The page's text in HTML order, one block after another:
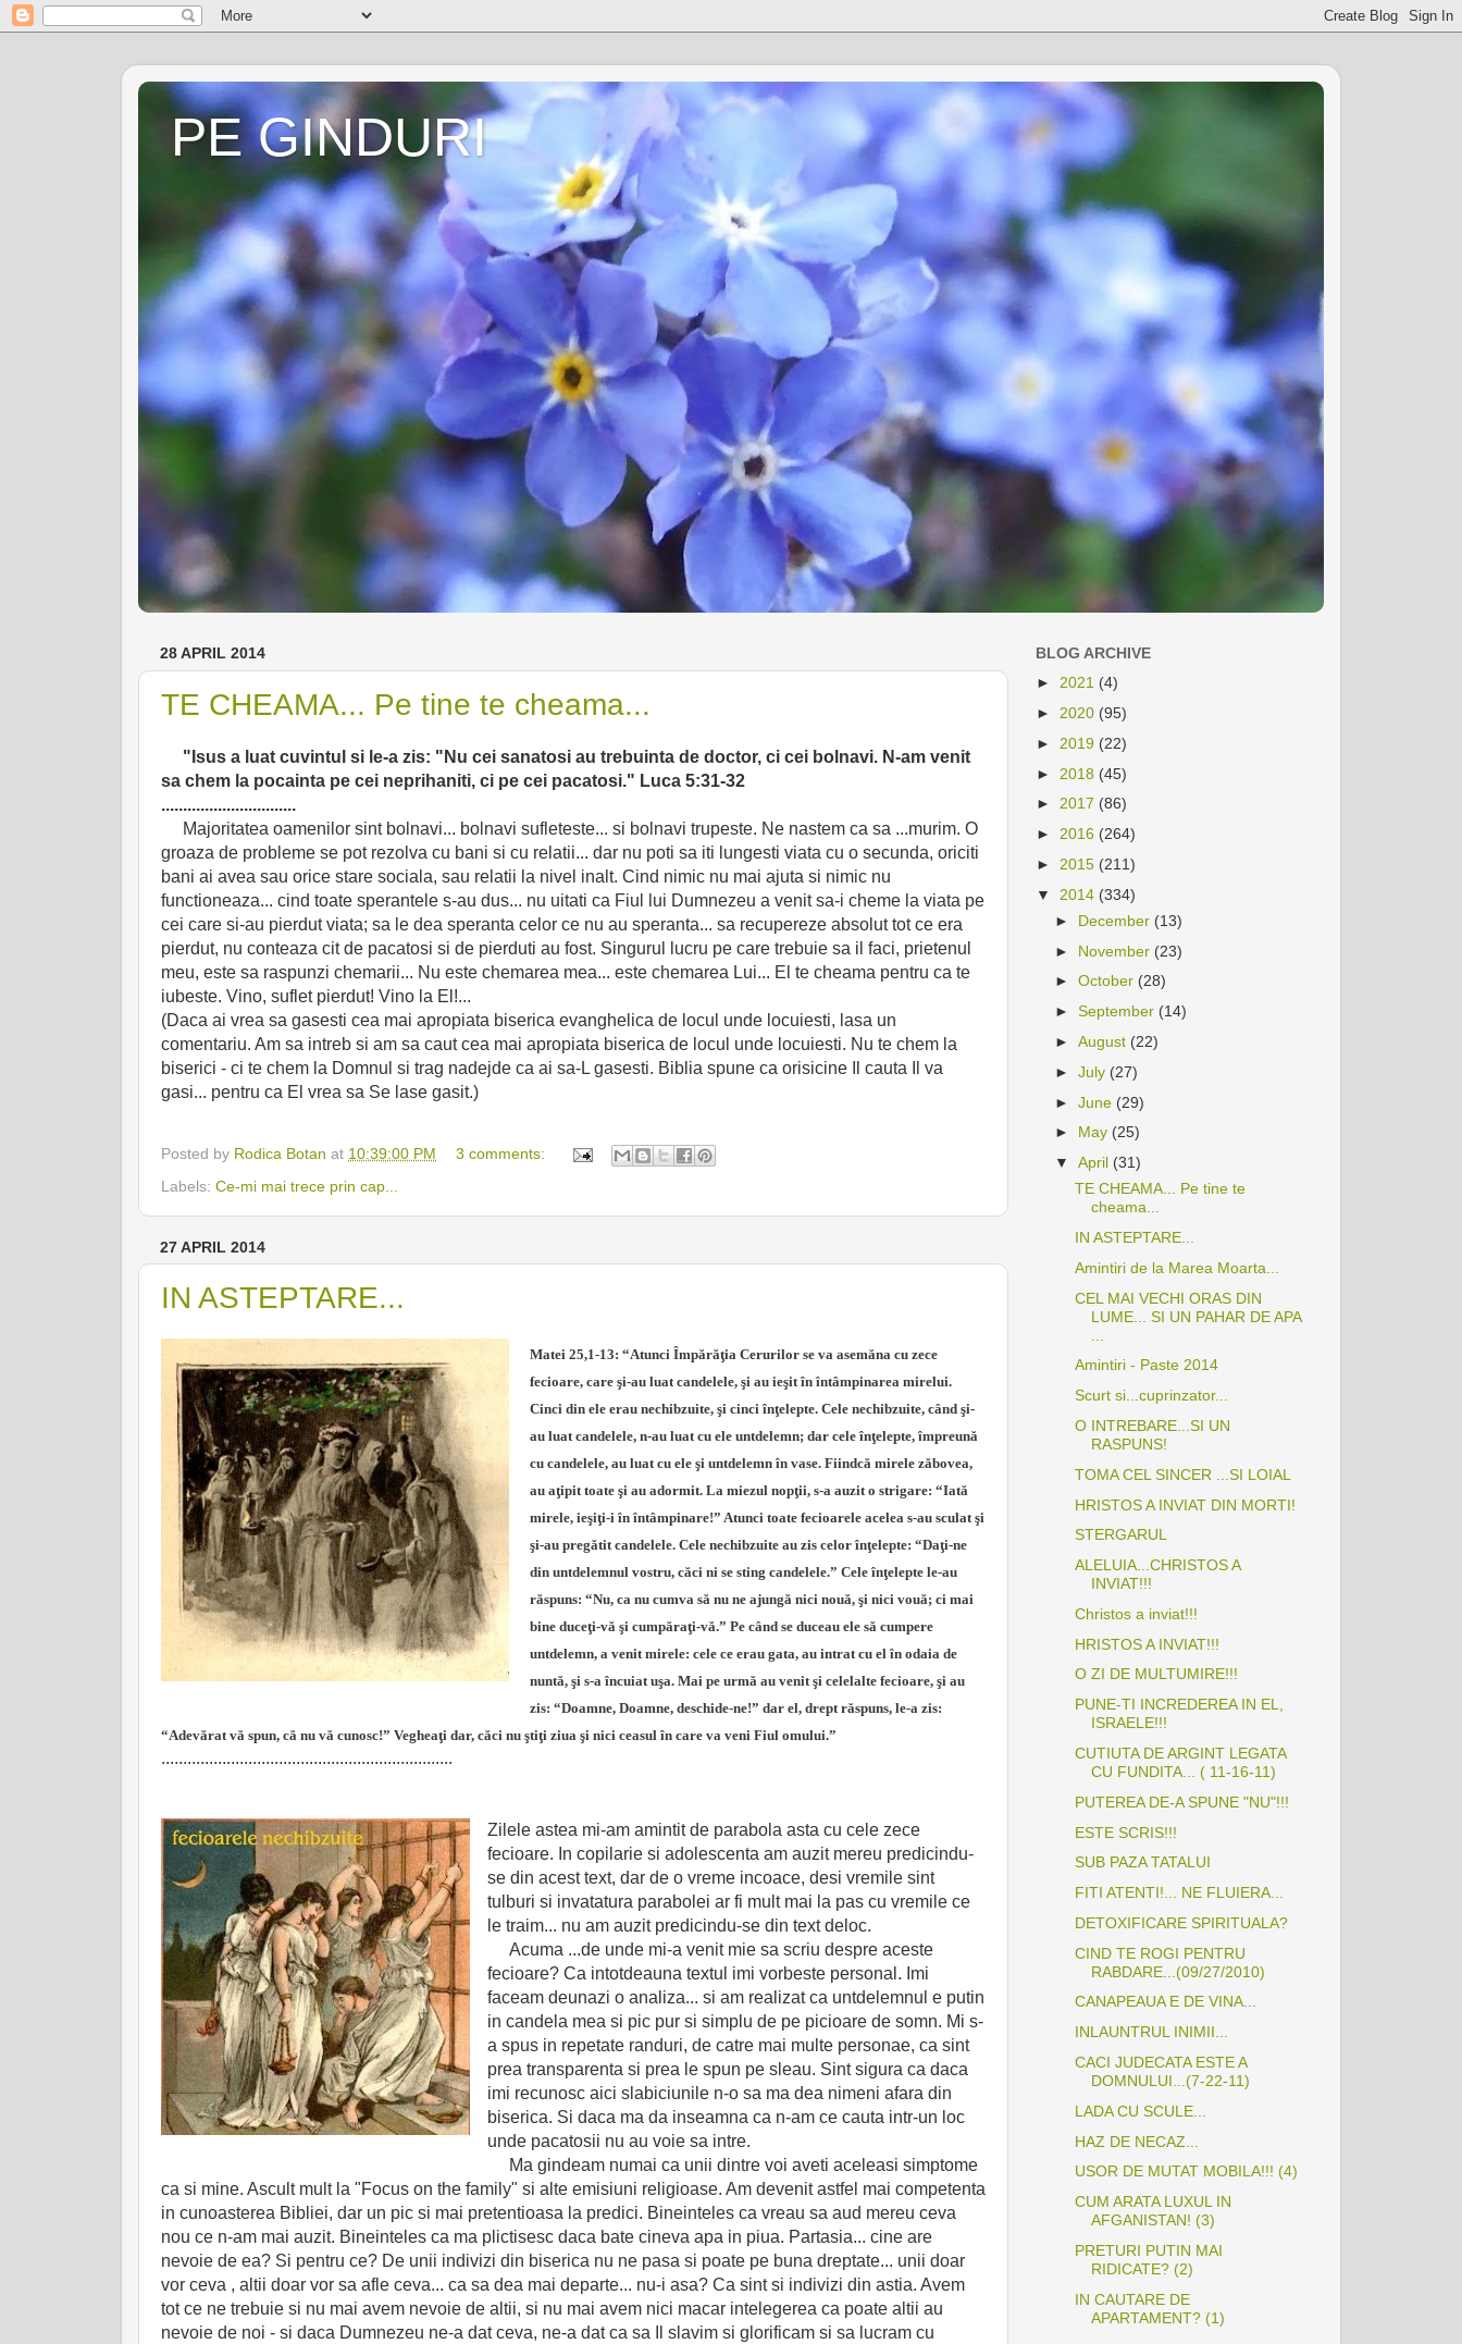
PE GINDURI
28 APRIL 2014
TE CHEAMA... Pe tine te cheama...
"Isus a luat cuvintul si le-a zis: "Nu cei sanatosi au trebuinta de doctor, ci cei bolnavi. N-am venit
sa chem la pocainta pe cei neprihaniti, ci pe cei pacatosi." Luca 5:31-32
...............................
Majoritatea oamenilor sint bolnavi... bolnavi sufleteste... si bolnavi trupeste. Ne nastem ca sa ...murim. O
groaza de probleme se pot rezolva cu bani si cu relatii... dar nu poti sa iti lungesti viata cu o secunda, oriciti
bani ai avea sau orice stare sociala, sau relatii la nivel inalt. Cind nimic nu mai ajuta si nimic nu
functioneaza... cind toate sperantele s-au dus... nu uitati ca Fiul lui Dumnezeu a venit sa-i cheme la viata pe
cei care si-au pierdut viata; sa le dea speranta celor ce nu au speranta... sa recupereze absolut tot ce era
pierdut, nu conteaza cit de pacatosi si de pierduti au fost. Singurul lucru pe care trebuie sa il faci, prietenul
meu, este sa raspunzi chemarii... Nu este chemarea mea... este chemarea Lui... El te cheama pentru ca te
iubeste. Vino, suflet pierdut! Vino la El!...
(Daca ai vrea sa gasesti cea mai apropiata biserica evanghelica de locul unde locuiesti, lasa un
comentariu. Am sa intreb si am sa caut cea mai apropiata biserica de locul unde locuiesti. Nu te chem la
biserici - ci te chem la Domnul si trag nadejde ca ai sa-L gasesti. Biblia spune ca orisicine Il cauta Il va
gasi... pentru ca El vrea sa Se lase gasit.)
Posted by Rodica Botan at 10:39:00 PM
3 comments:
Labels: Ce-mi mai trece prin cap...
27 APRIL 2014
IN ASTEPTARE...
Matei 25,1-13: “Atunci Împărăţia Cerurilor se va asemăna cu zece
fecioare, care şi-au luat candelele, şi au ieşit în întâmpinarea mirelui.
Cinci din ele erau nechibzuite, şi cinci înţelepte. Cele nechibzuite, când şi-
au luat candelele, n-au luat cu ele untdelemn; dar cele înţelepte, împreună
cu candelele, au luat cu ele şi untdelemn în vase. Fiindcă mirele zăbovea,
au aţipit toate şi au adormit. La miezul nopţii, s-a auzit o strigare: “Iată
mirele, ieşiţi-i în întâmpinare!” Atunci toate fecioarele acelea s-au sculat şi
şi-au pregătit candelele. Cele nechibzuite au zis celor înţelepte: “Daţi-ne
din untdelemnul vostru, căci ni se sting candelele.” Cele înţelepte le-au
răspuns: “Nu, ca nu cumva să nu ne ajungă nici nouă, şi nici vouă; ci mai
bine duceţi-vă şi cumpăraţi-vă.” Pe când se duceau ele să cumpere
untdelemn, a venit mirele: cele ce erau gata, au intrat cu el în odaia de
nuntă, şi s-a încuiat uşa. Mai pe urmă au venit şi celelalte fecioare, şi au
zis: “Doamne, Doamne, deschide-ne!” dar el, drept răspuns, le-a zis:
“Adevărat vă spun, că nu vă cunosc!” Vegheaţi dar, căci nu ştiţi ziua şi nici ceasul în care va veni Fiul omului.”
...................................................................
Zilele astea mi-am amintit de parabola asta cu cele zece
fecioare. In copilarie si adolescenta am auzit mereu predicindu-
se din acest text, dar de o vreme incoace, desi vremile sint
tulburi si invatatura parabolei ar fi mult mai la pas cu vremile ce
le traim... nu am auzit predicindu-se din text deloc.
Acuma ...de unde mi-a venit mie sa scriu despre aceste
fecioare? Ca intotdeauna textul imi vorbeste personal. Imi
faceam deunazi o analiza... si am realizat ca untdelemnul e putin
in candela mea si pic pur si simplu de pe picioare de somn. Mi s-
a spus in repetate randuri, de catre mai multe personae, ca sint
prea transparenta si prea le spun pe sleau. Sint sigura ca daca
imi recunosc aici slabiciunile n-o sa ma dea nimeni afara din
biserica. Si daca ma da inseamna ca n-am ce cauta intr-un loc
unde pacatosii nu au voie sa intre.
Ma gindeam numai ca unii dintre voi aveti aceleasi simptome
ca si mine. Ascult mult la "Focus on the family" si alte emisiuni religioase. Am devenit astfel mai competenta
in cunoasterea Bibliei, dar un pic si mai pretentioasa la predici. Bineinteles ca vreau sa aud mereu ceva
nou ce n-am mai auzit. Bineinteles ca ma plictisesc daca bate cineva apa in piua. Partasia... cine are
nevoie de ea? Si pentru ce? De unii indivizi din biserica nu ne pasa si poate pe buna dreptate... unii doar
vor ceva , altii doar vor sa afle ceva... ca sa dea mai departe... nu-i asa? Ca sint si indivizi din astia. Avem
tot ce ne trebuie si nu mai avem nevoie de altii, si nu mai avem nici macar intelegerea ca poate altii au
nevoie de noi - si daca Dumnezeu ne-a dat ceva, ne-a dat ca sa Il slavim si glorificam si sa lucram cu
BLOG ARCHIVE
► 2021 (4)
► 2020 (95)
► 2019 (22)
► 2018 (45)
► 2017 (86)
► 2016 (264)
► 2015 (211)
▼ 2014 (334)
► December (13)
► November (23)
►October (28)
►September (14)
►August (22)
►July (27)
►June (29)
► May (25)
▼April (31)
TE CHEAMA... Pe tine te
cheama...
IN ASTEPTARE...
Amintiri de la Marea Moarta...
CEL MAI VECHI ORAS DIN
LUME... SI UN PAHAR DE APA
Amintiri - Paste 2014
Scurt si...cuprinzator...
O INTREBARE...SI UN
RASPUNS!
TOMA CEL SINCER ...SI LOIAL
HRISTOS A INVIAT DIN MORTI!
STERGARUL
ALELUIA...CHRISTOS A
INVIAT!!!
Christos a inviat!!!
HRISTOS A INVIAT!!!
O ZI DE MULTUMIRE!!!
PUNE-TI INCREDEREA IN EL,
ISRAELE!!!
CUTIUTA DE ARGINT LEGATA
CU FUNDITA... ( 11-16-11)
PUTEREA DE-A SPUNE "NU"!!!
ESTE SCRIS!!!
SUB PAZA TATALUI
FITI ATENTI!... NE FLUIERA...
DETOXIFICARE SPIRITUALA?
CIND TE ROGI PENTRU
RABDARE...(09/27/2010)
CANAPEAUA E DE VINA...
INLAUNTRUL INIMII...
CACI JUDECATA ESTE A
DOMNULUI...(7-22-11)
LADA CU SCULE...
HAZ DE NECAZ...
USOR DE MUTAT MOBILA!!! (4)
CUM ARATA LUXUL IN
AFGANISTAN! (3)
PRETURI PUTIN MAI
RIDICATE? (2)
IN CAUTARE DE
APARTAMENT? (1)